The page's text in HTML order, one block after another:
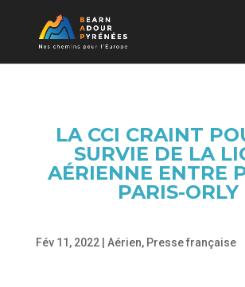
LA CCI CRAINT
SURVIE DE LA
AÉRIENNE ENTRE
PARIS-ORLY
Fév 11, 2022| Aérien, Presse française